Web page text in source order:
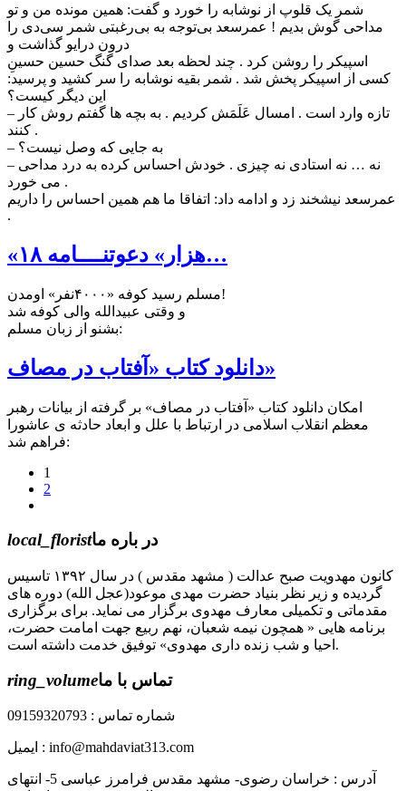
ﺷﻤﺮ ﯾﮏ ﻗﻠﻮﭖ ﺍﺯ ﻧﻮﺷﺎﺑﻪ ﺭﺍ ﺧﻮﺭﺩ ﻭ ﮔﻔﺖ: ﻫﻤﯿﻦ ﻣﻮﻧﺪﻩ ﻣﻦ ﻭ ﺗﻮ
ﻣﺪﺍﺣﯽ ﮔﻮﺵ بدﯾﻢ ! ﻋﻤﺮﺳﻌﺪ ﺑﯽﺗﻮﺟﻪ ﺑﻪ ﺑﯽﺭﻏﺒﺘﯽ ﺷﻤﺮ ﺳﯽﺩﯼ ﺭﺍ
ﺩﺭﻭﻥ ﺩﺭﺍﯾﻮ ﮔﺬﺍﺷﺖ ﻭ
ﺍﺳﭙﯿﮑﺮ ﺭﺍ ﺭﻭﺷﻦ ﮐﺮﺩ . ﭼﻨﺪ ﻟﺤﻈﻪ ﺑﻌﺪ ﺻﺪﺍﯼ ﮔﻨﮓ ﺣﺴﯿﻦ ﺣﺴﯿﻦِ
ﮐﺴﯽ ﺍﺯ ﺍﺳﭙﯿﮑﺮ ﭘﺨﺶ ﺷﺪ . ﺷﻤﺮ ﺑﻘﯿﻪ ﻧﻮﺷﺎﺑﻪ ﺭﺍ ﺳﺮ ﮐﺸﯿﺪ ﻭ ﭘﺮﺳﯿﺪ:
ﺍﯾﻦ ﺩﯾﮕﺮ ﮐﯿﺴﺖ؟
– ﺗﺎﺯﻩ ﻭﺍﺭﺩ ﺍﺳﺖ . ﺍﻣﺴﺎﻝ ﻋَﻠَﻤَﺶ ﮐﺮﺩﯾﻢ . ﺑﻪ ﺑﭽﻪ ﻫﺎ ﮔﻔﺘﻢ ﺭﻭﺵ ﮐﺎﺭ
ﮐﻨﻨﺪ .
– ﺑﻪ ﺟﺎﯾﯽ ﮐﻪ ﻭﺻﻞ ﻧﯿﺴﺖ؟
– ﻧﻪ … ﻧﻪ ﺍﺳﺘﺎﺩﯼ ﻧﻪ ﭼﯿﺰﯼ . ﺧﻮﺩﺵ ﺍﺣﺴﺎﺱ ﮐﺮﺩﻩ ﺑﻪ ﺩﺭﺩ ﻣﺪﺍﺣﯽ
ﻣﯽ ﺧﻮﺭﺩ .
ﻋﻤﺮﺳﻌﺪ ﻧﯿﺸﺨﻨﺪ ﺯﺩ ﻭ ﺍﺩﺍﻣﻪ ﺩﺍﺩ: ﺍﺗﻔﺎﻗﺎ ﻣﺎ ﻫﻢ ﻫﻤﯿﻦ ﺍﺣﺴﺎﺱ ﺭﺍ ﺩﺍﺭﯾﻢ
.
«۱۸ هزار» دعوتنــــامه…
مسلم رسید کوفه «۴۰۰۰نفر» اومدن!
و وقتی عبیدالله والی کوفه شد
بشنو از زبان مسلم:
دانلود کتاب «آفتاب در مصاف»
امکان دانلود کتاب «آفتاب در مصاف» بر گرفته از بیانات رهبر
معظم انقلاب اسلامی در ارتباط با علل و ابعاد حادثه ی عاشورا
فراهم شد:
1
2
local_floristدر باره ما
کانون مهدویت صبح عدالت ( مشهد مقدس ) در سال ۱۳۹۲ تاسیس
گردیده و زیر نظر بنیاد حضرت مهدی موعود(عجل الله) دوره های
مقدماتی و تکمیلی معارف مهدوی برگزار می نماید. برای برگزاری
برنامه هایی « همچون نیمه شعبان، نهم ربیع جهت امامت حضرت،
احیا و شب زنده داری مهدوی» توفیق خدمت داشته است.
ring_volumeتماس با ما
شماره تماس : 09159320793
ایمیل : info@mahdaviat313.com
آدرس : خراسان رضوی- مشهد مقدس فرامرز عباسی 5- انتهای